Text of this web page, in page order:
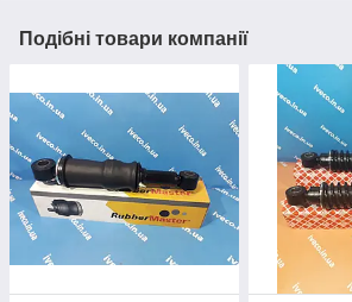
Подібні товари компанії